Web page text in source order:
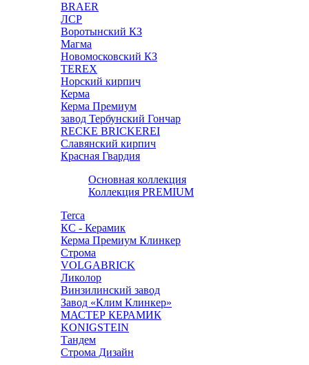
BRAER
ЛСР
Воротынский КЗ
Магма
Новомосковский КЗ
TEREX
Норский кирпич
Керма
Керма Премиум
завод Тербунский Гончар
RECKE BRICKEREI
Славянский кирпич
Красная Гвардия
Основная коллекция
Коллекция PREMIUM
Terca
КС - Керамик
Керма Премиум Клинкер
Строма
VOLGABRICK
Ликолор
Винзилинский завод
Завод «Клим Клинкер»
МАСТЕР КЕРАМИК
KONIGSTEIN
Тандем
Строма Дизайн